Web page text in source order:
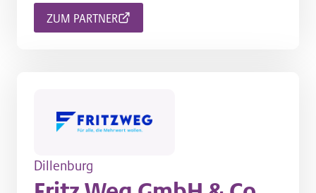
ZUM PARTNER
Dillenburg